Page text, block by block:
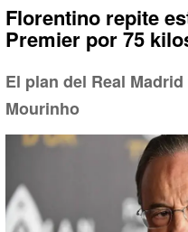
Florentino repite
Premier por 75
El plan del Real
Mourinho